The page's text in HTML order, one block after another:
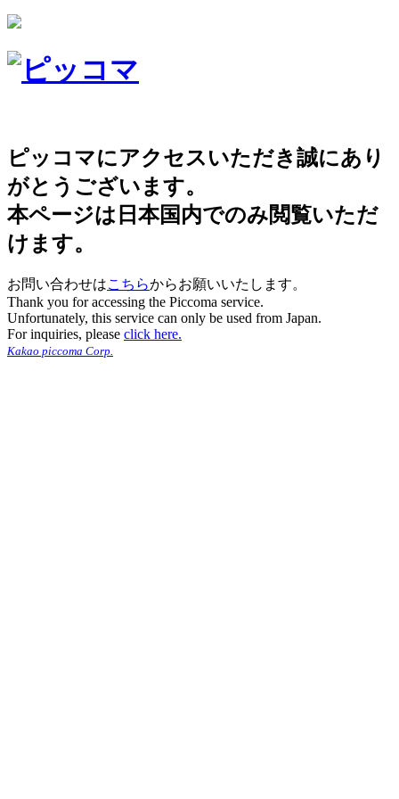
ピッコマにアクセスいただき誠にあり
がとうございます。
本ページは日本国内でのみ閲覧いただ
けます。
お問い合わせはこちらからお願いいたします。
Thank you for accessing the Piccoma service.
Unfortunately, this service can only be used from Japan.
For inquiries, please click here.
Kakao piccoma Corp.